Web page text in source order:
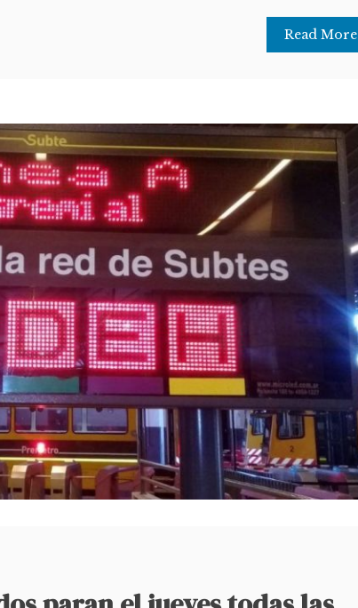
Read More